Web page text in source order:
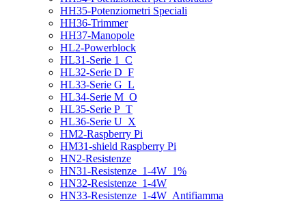
HH35-Potenziometri Speciali
HH36-Trimmer
HH37-Manopole
HL2-Powerblock
HL31-Serie 1_C
HL32-Serie D_F
HL33-Serie G_L
HL34-Serie M_O
HL35-Serie P_T
HL36-Serie U_X
HM2-Raspberry Pi
HM31-shield Raspberry Pi
HN2-Resistenze
HN31-Resistenze_1-4W_1%
HN32-Resistenze_1-4W
HN33-Resistenze_1-4W_Antifiamma